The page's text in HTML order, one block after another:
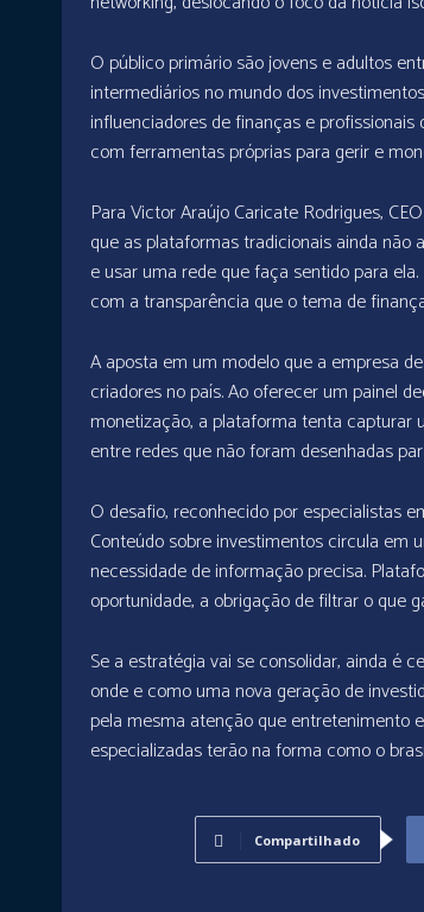
O público primário são jovens e adultos
intermediários no mundo dos
influenciadores de finanças e
com ferramentas próprias para gerir e
Para Victor Araújo Caricate Rodrigues,
que as plataformas tradicionais ainda não
e usar uma rede que faça sentido para
com a transparência que o tema de
A aposta em um modelo que a empresa
criadores no país. Ao oferecer um painel
monetização, a plataforma tenta capturar
entre redes que não foram desenhadas
O desafio, reconhecido por especialistas
Conteúdo sobre investimentos circula em
necessidade de informação precisa.
oportunidade, a obrigação de filtrar o que
Se a estratégia vai se consolidar, ainda é
onde e como uma nova geração de
pela mesma atenção que entretenimento
especializadas terão na forma como o
Compartilhado